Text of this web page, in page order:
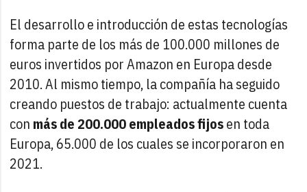
El desarrollo e introducción de estas tecnologías
forma parte de los más de 100.000 millones de
euros invertidos por Amazon en Europa desde
2010. Al mismo tiempo, la compañía ha seguido
creando puestos de trabajo: actualmente cuenta
con más de 200.000 empleados fijosen toda
Europa, 65.000 de los cuales se incorporaron en
2021.